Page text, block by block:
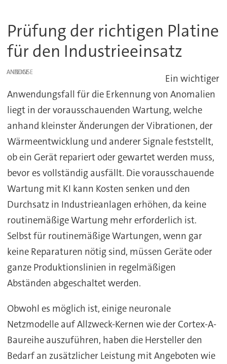
Prüfung der richtigen Platine
für den Industrieeinsatz
ANZEIGE
Ein wichtiger
Anwendungsfall für die Erkennung von Anomalien
liegt in der vorausschauenden Wartung, welche
anhand kleinster Änderungen der Vibrationen, der
Wärmeentwicklung und anderer Signale feststellt,
ob ein Gerät repariert oder gewartet werden muss,
bevor es vollständig ausfällt. Die vorausschauende
Wartung mit KI kann Kosten senken und den
Durchsatz in Industrieanlagen erhöhen, da keine
routinemäßige Wartung mehr erforderlich ist.
Selbst für routinemäßige Wartungen, wenn gar
keine Reparaturen nötig sind, müssen Geräte oder
ganze Produktionslinien in regelmäßigen
Abständen abgeschaltet werden.
Obwohl es möglich ist, einige neuronale
Netzmodelle auf Allzweck-Kernen wie der Cortex-A-
Baureihe auszuführen, haben die Hersteller den
Bedarf an zusätzlicher Leistung mit Angeboten wie